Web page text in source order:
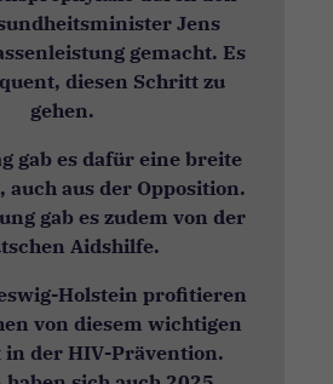
Jens
gemacht. Es
diesen Schritt zu
gehen.
gab es dafür eine breite
auch aus der Opposition.
gab es zudem von der
Aidshilfe.
Holstein profitieren
von diesem wichtigen
der HIV-Prävention.